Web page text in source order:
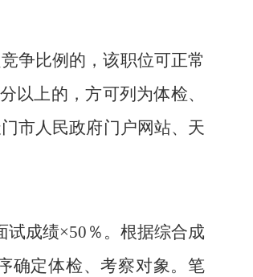
争比例的，该职位可正常
以上的，方可列为体检、
市人民政府门户网站、天
成绩×50％。根据综合成
确定体检、考察对象。笔